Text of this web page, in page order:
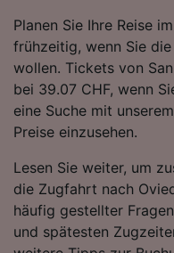
Planen Sie Ihre Reise
frühzeitig, wenn Sie
wollen. Tickets von
bei 39.07 CHF, wenn
eine Suche mit
Preise einzusehen.
Lesen Sie weiter, um
die Zugfahrt nach
häufig gestellter
und spätesten